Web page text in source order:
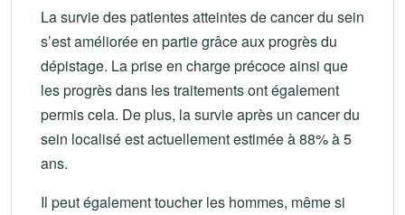
La survie des patientes atteintes de cancer du sein
s’est améliorée en partie grâce aux progrès du
dépistage. La prise en charge précoce ainsi que
les progrès dans les traitements ont également
permis cela. De plus, la survie après un cancer du
sein localisé est actuellement estimée à 88% à 5
ans.
Il peut également toucher les hommes, même si